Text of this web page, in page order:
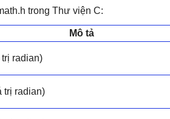
trong Thư viện C:
Mô tả
radian)
trị radian)